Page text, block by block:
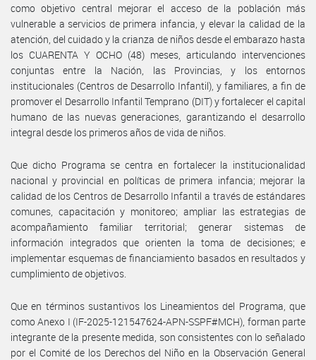
como objetivo central mejorar el acceso de la población más
vulnerable a servicios de primera infancia, y elevar la calidad de la
atención, del cuidado y la crianza de niños desde el embarazo hasta
los CUARENTA Y OCHO (48) meses, articulando intervenciones
conjuntas entre la Nación, las Provincias, y los entornos
institucionales (Centros de Desarrollo Infantil), y familiares, a fin de
promover el Desarrollo Infantil Temprano (DIT) y fortalecer el capital
humano de las nuevas generaciones, garantizando el desarrollo
integral desde los primeros años de vida de niños.
Que dicho Programa se centra en fortalecer la institucionalidad
nacional y provincial en políticas de primera infancia; mejorar la
calidad de los Centros de Desarrollo Infantil a través de estándares
comunes, capacitación y monitoreo; ampliar las estrategias de
acompañamiento familiar territorial; generar sistemas de
información integrados que orienten la toma de decisiones; e
implementar esquemas de financiamiento basados en resultados y
cumplimiento de objetivos.
Que en términos sustantivos los Lineamientos del Programa, que
como Anexo I (IF-2025-121547624-APN-SSPF#MCH), forman parte
integrante de la presente medida, son consistentes con lo señalado
por el Comité de los Derechos del Niño en la Observación General